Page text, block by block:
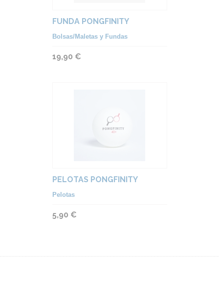
FUNDA PONGFINITY
Bolsas/Maletas y Fundas
19,90 €
PELOTAS PONGFINITY
Pelotas
5,90 €